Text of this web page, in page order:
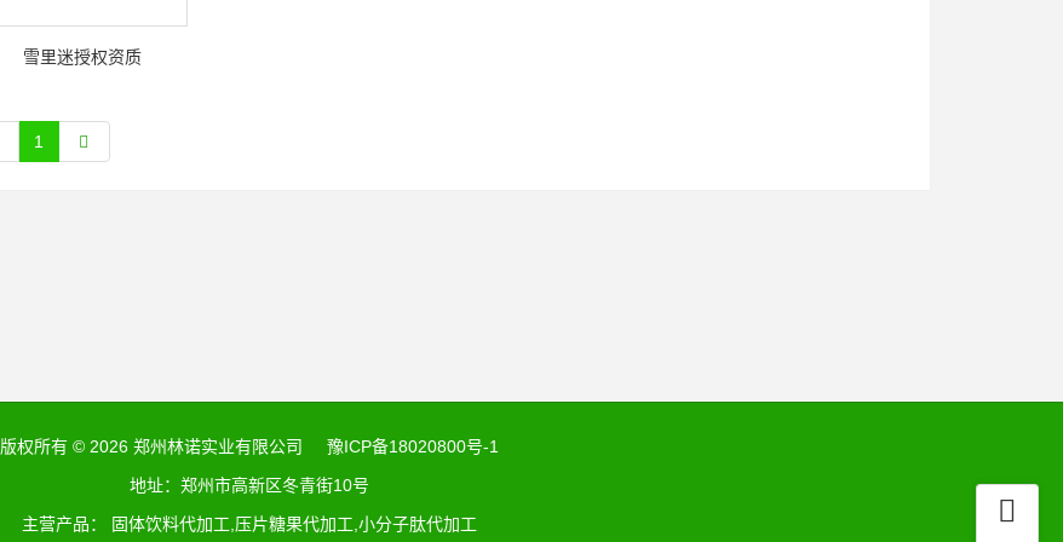
雪里迷授权资质
1
版权所有 © 2026 郑州林诺实业有限公司
豫ICP备18020800号-1
地址：郑州市高新区冬青街10号
主营产品： 固体饮料代加工,压片糖果代加工,小分子肽代加工